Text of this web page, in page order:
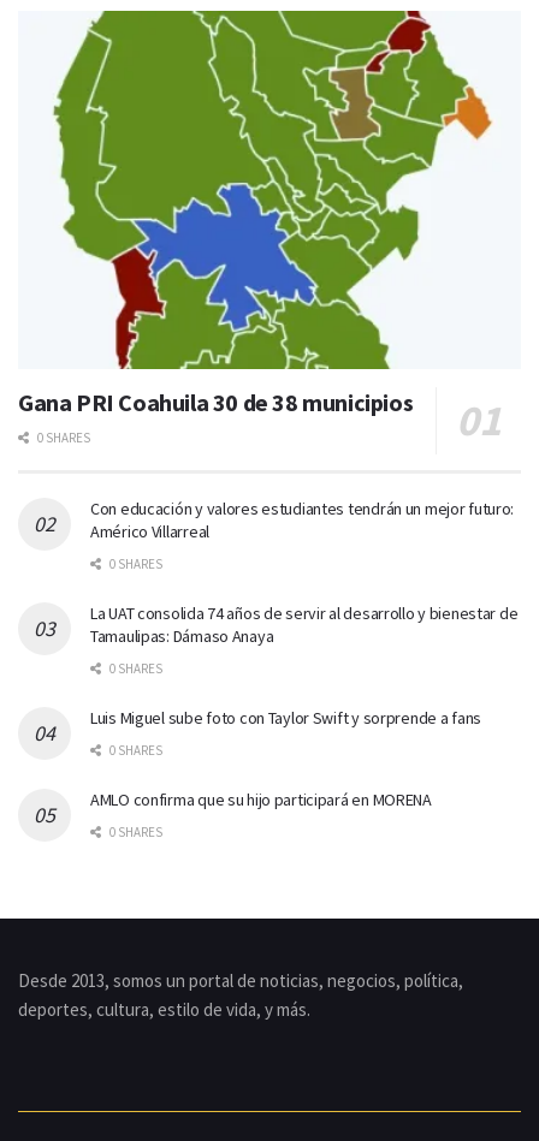
Gana PRI Coahuila 30 de 38 municipios
0 SHARES
Con educación y valores estudiantes tendrán un mejor futuro:
Américo Villarreal
0 SHARES
La UAT consolida 74 años de servir al desarrollo y bienestar de
Tamaulipas: Dámaso Anaya
0 SHARES
Luis Miguel sube foto con Taylor Swift y sorprende a fans
0 SHARES
AMLO confirma que su hijo participará en MORENA
0 SHARES
Desde 2013, somos un portal de noticias, negocios, política,
deportes, cultura, estilo de vida, y más.